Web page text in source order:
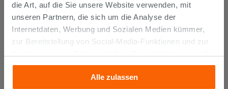
die Art, auf die Sie unsere Website verwenden, mit
unseren Partnern, die sich um die Analyse der
Internetdaten, Werbung und Sozialen Medien kümmer,
zur Bereitstellung von Social-Media-Funktionen und zur
anderen Informationen, die Sie ihnen geliefert haben oder
die sie aufgrund Ihrer Verwendung ihrer Dienste
Alle zulassen
IN DEN WARENKORB LEGEN